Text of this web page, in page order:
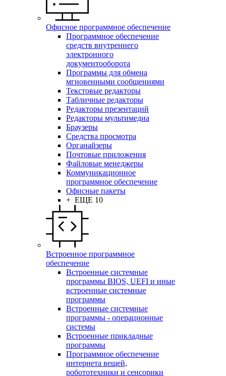
Офисное программное обеспечение
Программное обеспечение
средств внутреннего
электронного
документооборота
Программы для обмена
мгновенными сообщениями
Текстовые редакторы
Табличные редакторы
Редакторы презентаций
Редакторы мультимедиа
Браузеры
Средства просмотра
Органайзеры
Почтовые приложения
Файловые менеджеры
Коммуникационное
программное обеспечение
Офисные пакеты
+ ЕЩЕ 10
Встроенное программное
обеспечение
Встроенные системные
программы BIOS, UEFI и иные
встроенные системные
программы
Встроенные системные
программы - операционные
системы
Встроенные прикладные
программы
Программное обеспечение
интернета вещей,
робототехники и сенсорики